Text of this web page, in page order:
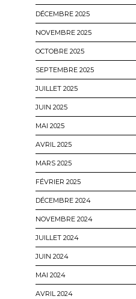
DÉCEMBRE 2025
NOVEMBRE 2025
OCTOBRE 2025
SEPTEMBRE 2025
JUILLET 2025
JUIN 2025
MAI 2025
AVRIL 2025
MARS 2025
FÉVRIER 2025
DÉCEMBRE 2024
NOVEMBRE 2024
JUILLET 2024
JUIN 2024
MAI 2024
AVRIL 2024